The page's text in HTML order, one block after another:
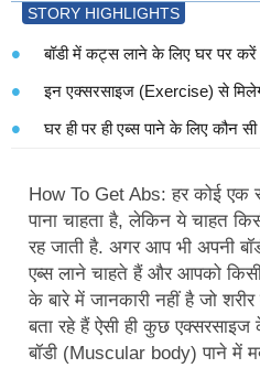
STORY HIGHLIGHTS
बॉडी में कट्स लाने के लिए घर पर
इन एक्सरसाइज (Exercise) से
घर ही पर ही एब्स पाने के लिए कौन
How To Get Abs: हर कोई एक
पाना चाहता है, लेकिन ये चाहत
रह जाती है. अगर आप भी अपनी
एब्स लाने चाहते हैं और आपको
के बारे में जानकारी नहीं है जो
बता रहे हैं ऐसी ही कुछ
बॉडी (Muscular body) पाने